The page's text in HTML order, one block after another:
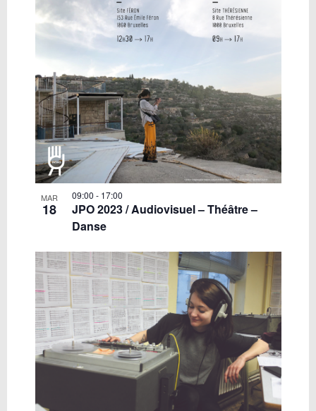
MAR
18
09:00 - 17:00
JPO 2023 / Audiovisuel – Théâtre –
Danse